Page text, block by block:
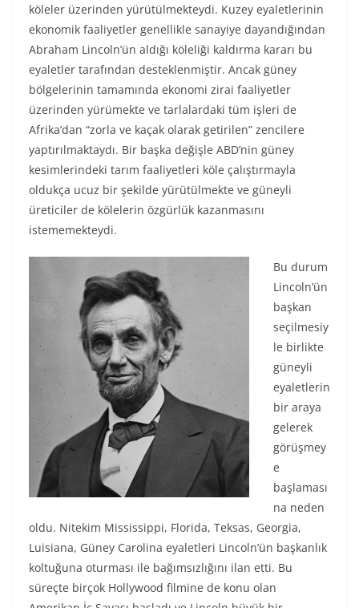
köleler üzerinden yürütülmekteydi. Kuzey eyaletlerinin
ekonomik faaliyetler genellikle sanayiye dayandığından
Abraham Lincoln’ün aldığı köleliği kaldırma kararı bu
eyaletler tarafından desteklenmiştir. Ancak güney
bölgelerinin tamamında ekonomi zirai faaliyetler
üzerinden yürümekte ve tarlalardaki tüm işleri de
Afrika’dan “zorla ve kaçak olarak getirilen” zencilere
yaptırılmaktaydı. Bir başka değişle ABD’nin güney
kesimlerindeki tarım faaliyetleri köle çalıştırmayla
oldukça ucuz bir şekilde yürütülmekte ve güneyli
üreticiler de kölelerin özgürlük kazanmasını
istememekteydi.
Bu durum
Lincoln’ün
başkan
seçilmesiy
le birlikte
güneyli
eyaletlerin
bir araya
gelerek
görüşmey
e
başlaması
na neden
oldu. Nitekim Mississippi, Florida, Teksas, Georgia,
Luisiana, Güney Carolina eyaletleri Lincoln’ün başkanlık
koltuğuna oturması ile bağımsızlığını ilan etti. Bu
süreçte birçok Hollywood filmine de konu olan